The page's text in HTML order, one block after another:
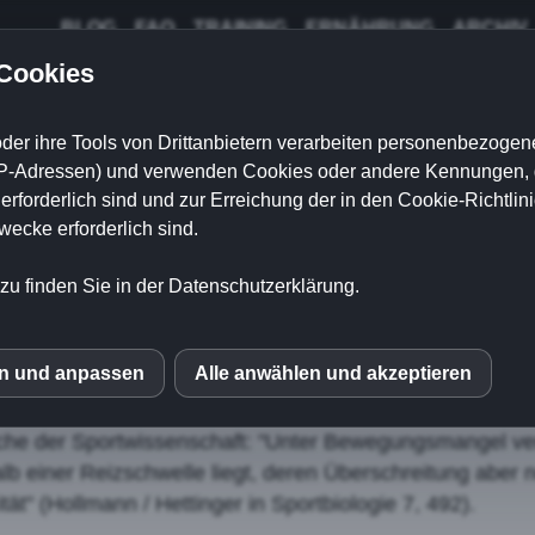
BLOG FAQ TRAINING ERNÄHRUNG ARCHIV
wirklich?
leichten Übungen. Besser sollten es
Widerstand sein.
entgegenwirken möchte, dem nützen keine
Widerstand sein. Auch progressiver
der Sportwissenschaft: "Unter Bewegungsmangel
einer Reizschwelle liegt, deren Überschreitung aber
(Hollmann / Hettinger in Sportbiologie 7, 492).
ihre Tools von Drittanbietern verarbeiten
Adressen) und verwenden Cookies oder andere Kennungen,
sind und zur Erreichung der in den Cookie-
erforderlich sind.
finden Sie in der Datenschutzerklärung.
(Piwik)
und anpassen Alle anwählen und akzeptieren